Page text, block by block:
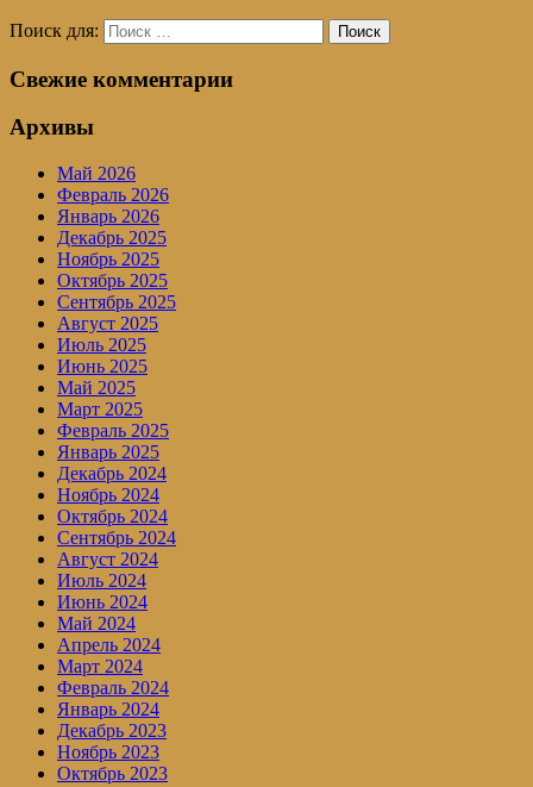
Поиск для: Поиск
Свежие комментарии
Архивы
Май 2026
Февраль 2026
Январь 2026
Декабрь 2025
Ноябрь 2025
Октябрь 2025
Сентябрь 2025
Август 2025
Июль 2025
Июнь 2025
Май 2025
Март 2025
Февраль 2025
Январь 2025
Декабрь 2024
Ноябрь 2024
Октябрь 2024
Сентябрь 2024
Август 2024
Июль 2024
Июнь 2024
Май 2024
Апрель 2024
Март 2024
Февраль 2024
Январь 2024
Декабрь 2023
Ноябрь 2023
Октябрь 2023